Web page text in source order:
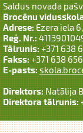
Saldus novada
Brocēnu
Adrese:Ezera iela
Reģ. Nr.:
Tālrunis:+371 638
Fakss:+371 638
E-pasts:
Direktors:Natālija
Direktora tālrunis: